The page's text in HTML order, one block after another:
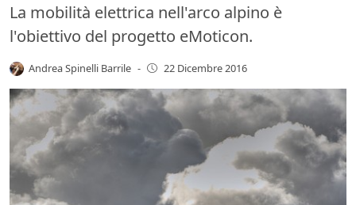
La mobilità elettrica nell'arco alpino è
l'obiettivo del progetto eMoticon.
Andrea Spinelli Barrile - 22 Dicembre 2016